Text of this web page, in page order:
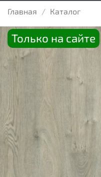
Главная Каталог
Только на сайте